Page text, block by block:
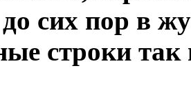
сих пор в
строки